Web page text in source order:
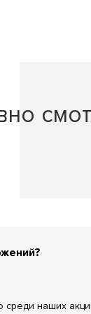
среди наших